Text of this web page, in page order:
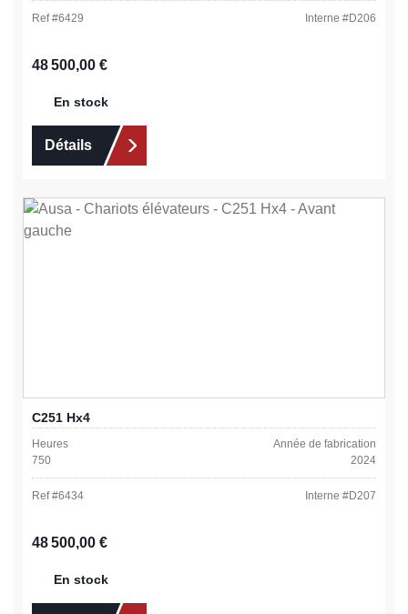
Ref #6429 Interne #D206
Prix régulier :
48 500,00 €
En stock
Détails
C251 Hx4
Heures
750
Année de fabrication
2024
Ref #6434 Interne #D207
Prix régulier :
48 500,00 €
En stock